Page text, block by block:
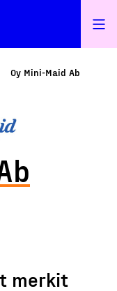
Oy Mini-Maid Ab
merkit